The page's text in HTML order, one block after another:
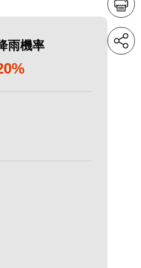
雨機率